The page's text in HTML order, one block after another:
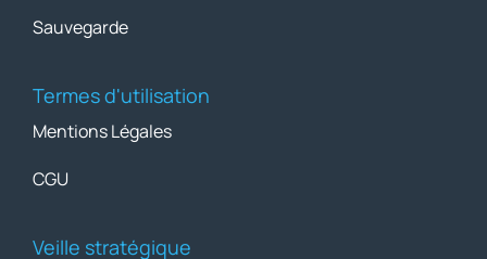
Sauvegarde
Termes d'utilisation
Mentions Légales
CGU
Veille stratégique